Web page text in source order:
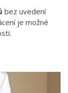
bez uvedení
je možné